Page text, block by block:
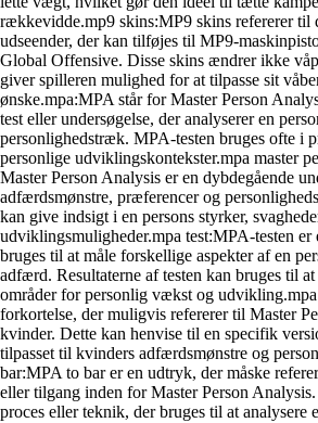
rækkevidde.mp9 skins:MP9 skins refererer til
udseender, der kan tilføjes til MP9-
Global Offensive. Disse skins ændrer ikke
giver spilleren mulighed for at tilpasse sit
ønske.mpa:MPA står for Master Person
test eller undersøgelse, der analyserer en
personlighedstræk. MPA-testen bruges ofte i
personlige udviklingskontekster.mpa master
Master Person Analysis er en dybdegående
adfærdsmønstre, præferencer og
kan give indsigt i en persons styrker,
udviklingsmuligheder.mpa test:MPA-testen er
bruges til at måle forskellige aspekter af en
adfærd. Resultaterne af testen kan bruges til
områder for personlig vækst og
forkortelse, der muligvis refererer til Master
kvinder. Dette kan henvise til en specifik
tilpasset til kvinders adfærdsmønstre og
bar:MPA to bar er en udtryk, der måske
eller tilgang inden for Master Person
proces eller teknik, der bruges til at analysere